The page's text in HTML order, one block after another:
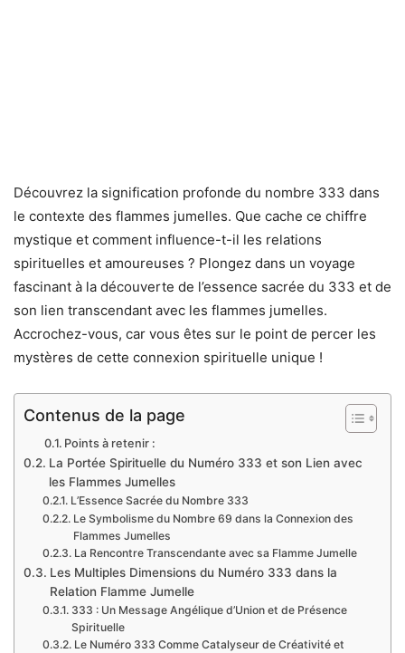
Découvrez la signification profonde du nombre 333 dans
le contexte des flammes jumelles. Que cache ce chiffre
mystique et comment influence-t-il les relations
spirituelles et amoureuses ? Plongez dans un voyage
fascinant à la découverte de l’essence sacrée du 333 et de
son lien transcendant avec les flammes jumelles.
Accrochez-vous, car vous êtes sur le point de percer les
mystères de cette connexion spirituelle unique !
Contenus de la page
Points à retenir :
La Portée Spirituelle du Numéro 333 et son Lien avec
les Flammes Jumelles
L’Essence Sacrée du Nombre 333
Le Symbolisme du Nombre 69 dans la Connexion des
Flammes Jumelles
La Rencontre Transcendante avec sa Flamme Jumelle
Les Multiples Dimensions du Numéro 333 dans la
Relation Flamme Jumelle
333 : Un Message Angélique d’Union et de Présence
Spirituelle
Le Numéro 333 Comme Catalyseur de Créativité et